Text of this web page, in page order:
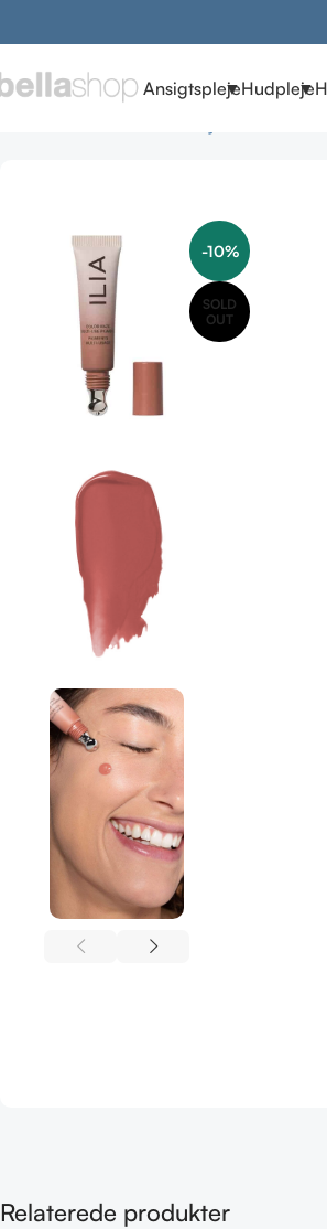
AnsigtsplejeHudpleje
-10%
SOLD
OUT
Relaterede produkter